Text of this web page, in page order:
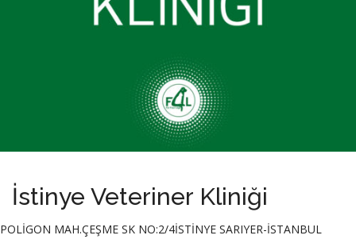
İstinye Veteriner Kliniği
POLİGON MAH.ÇEŞME SK NO:2/4İSTİNYE SARIYER-İSTANBUL